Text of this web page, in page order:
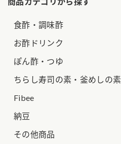
食酢・調味酢
お酢ドリンク
ぽん酢・つゆ
ちらし寿司の素・釜めしの素
Fibee
納豆
その他商品